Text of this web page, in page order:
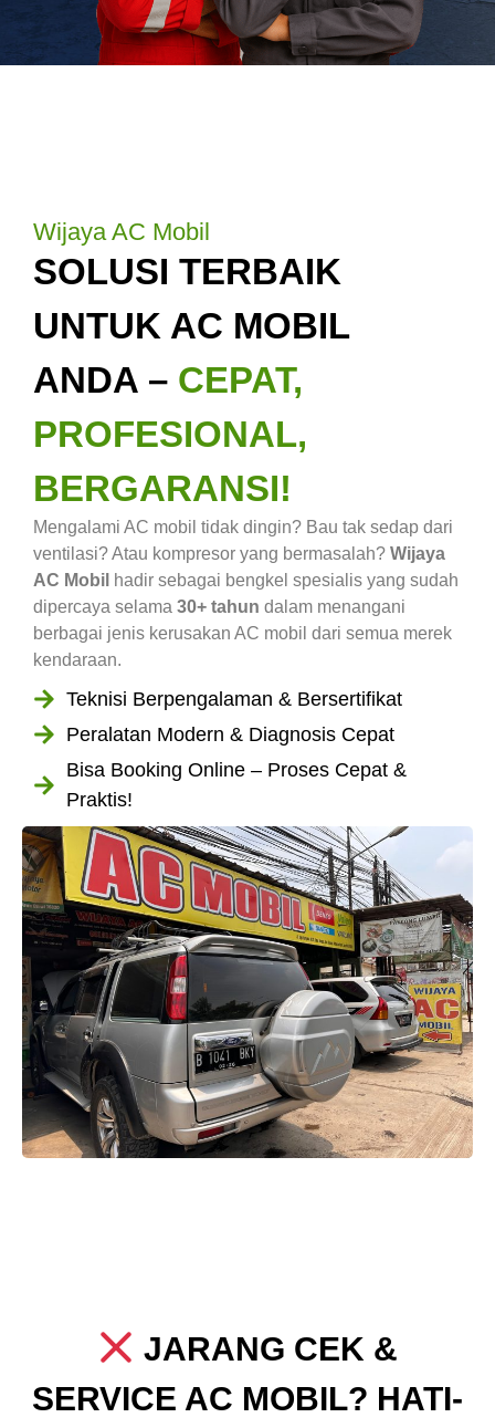
Wijaya AC Mobil
SOLUSI TERBAIK
UNTUK AC MOBIL
ANDA – CEPAT,
PROFESIONAL,
BERGARANSI!
Mengalami AC mobil tidak dingin? Bau tak sedap dari
ventilasi? Atau kompresor yang bermasalah? Wijaya
AC Mobil hadir sebagai bengkel spesialis yang sudah
dipercaya selama 30+ tahun dalam menangani
berbagai jenis kerusakan AC mobil dari semua merek
kendaraan.
Teknisi Berpengalaman & Bersertifikat
Peralatan Modern & Diagnosis Cepat
Bisa Booking Online – Proses Cepat &
Praktis!
JARANG CEK &
SERVICE AC MOBIL? HATI-